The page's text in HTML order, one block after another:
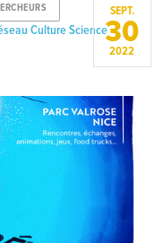
Culture Science
SEPT.
30
2022